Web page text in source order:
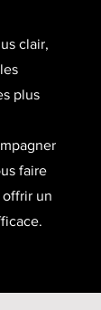
clair,
plus
faire
un